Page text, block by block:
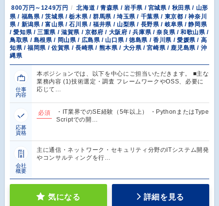
800万円～1249万円
北海道 / 青森県 / 岩手県 / 宮城県 / 秋田県 / 山形
県 / 福島県 / 茨城県 / 栃木県 / 群馬県 / 埼玉県 / 千葉県 / 東京都 / 神奈川
県 / 新潟県 / 富山県 / 石川県 / 福井県 / 山梨県 / 長野県 / 岐阜県 / 静岡県
/ 愛知県 / 三重県 / 滋賀県 / 京都府 / 大阪府 / 兵庫県 / 奈良県 / 和歌山県 /
鳥取県 / 島根県 / 岡山県 / 広島県 / 山口県 / 徳島県 / 香川県 / 愛媛県 / 高
知県 / 福岡県 / 佐賀県 / 長崎県 / 熊本県 / 大分県 / 宮崎県 / 鹿児島県 / 沖
縄県
仕事
内容
本ポジションでは、以下を中心にご担当いただきます。 ■主な
業務内容 (1)技術選定・調査 フレームワークやOSS、必要に
応じて…
応募
資格
必須
・IT業界でのSE経験（5年以上） ・PythonまたはType
Scriptでの開…
会社
概要
主に通信・ネットワーク・セキュリティ分野のITシステム開発
やコンサルティングを行…
気になる 詳細を見る